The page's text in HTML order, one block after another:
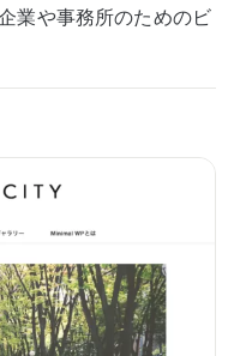
業や事務所のためのビ